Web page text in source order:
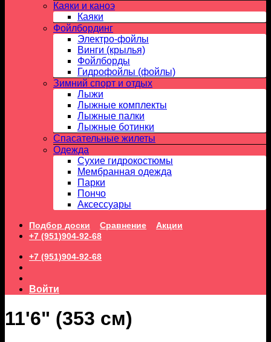
Каяки и каноэ
Каяки
Фойлбординг
Электро-фойлы
Винги (крылья)
Фойлборды
Гидрофойлы (фойлы)
Зимний спорт и отдых
Лыжи
Лыжные комплекты
Лыжные палки
Лыжные ботинки
Спасательные жилеты
Одежда
Сухие гидрокостюмы
Мембранная одежда
Парки
Пончо
Аксессуары
Подбор доски Сравнение
Акции
+7 (951)904-92-68
+7 (951)904-92-68
Войти
11'6" (353 см)